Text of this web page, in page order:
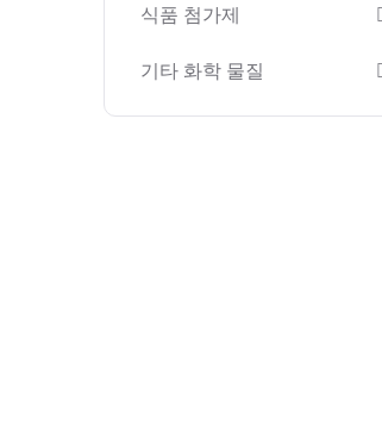
식품 첨가제
기타 화학 물질